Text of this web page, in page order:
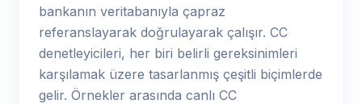
bankanın veritabanıyla çapraz
referanslayarak doğrulayarak çalışır. CC
denetleyicileri, her biri belirli gereksinimleri
karşılamak üzere tasarlanmış çeşitli biçimlerde
gelir. Örnekler arasında canlı CC